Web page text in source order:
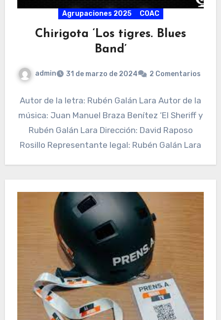
Agrupaciones 2025 COAC
Chirigota ‘Los tigres. Blues
Band’
admin 31 de marzo de 2024 2 Comentarios
Autor de la letra: Rubén Galán Lara Autor de la
música: Juan Manuel Braza Benítez ‘El Sheriff y
Rubén Galán Lara Dirección: David Raposo
Rosillo Representante legal: Rubén Galán Lara